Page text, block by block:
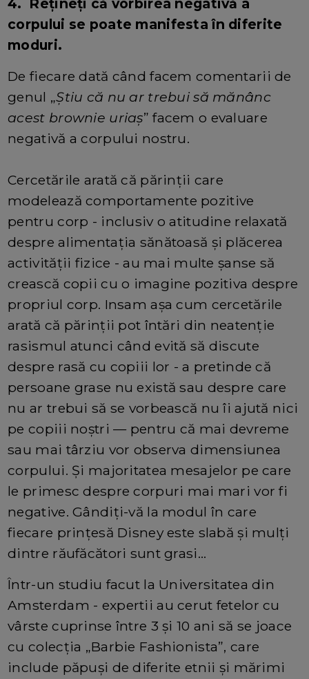
4. Rețineți că vorbirea negativă a
corpului se poate manifesta în diferite
moduri.
De fiecare dată când facem comentarii de
genul „Știu că nu ar trebui să mănânc
acest brownie uriaș” facem o evaluare
negativă a corpului nostru.
Cercetările arată că părinții care
modelează comportamente pozitive
pentru corp - inclusiv o atitudine relaxată
despre alimentația sănătoasă și plăcerea
activității fizice - au mai multe șanse să
crească copii cu o imagine pozitiva despre
propriul corp. Insam așa cum cercetările
arată că părinții pot întări din neatenție
rasismul atunci când evită să discute
despre rasă cu copiii lor - a pretinde că
persoane grase nu există sau despre care
nu ar trebui să se vorbească nu îi ajută nici
pe copiii noștri — pentru că mai devreme
sau mai târziu vor observa dimensiunea
corpului. Și majoritatea mesajelor pe care
le primesc despre corpuri mai mari vor fi
negative. Gândiți-vă la modul în care
fiecare prințesă Disney este slabă și mulți
dintre răufăcători sunt grasi...
Într-un studiu facut la Universitatea din
Amsterdam - expertii au cerut fetelor cu
vârste cuprinse între 3 și 10 ani să se joace
cu colecția „Barbie Fashionista”, care
include păpuși de diferite etnii și mărimi